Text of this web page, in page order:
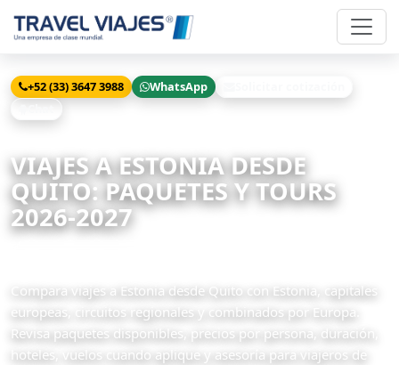
+52 (33) 3647 3988 WhatsApp
VIAJES A ESTONIA DESDE
QUITO: PAQUETES Y TOURS
2026-2027
Compara viajes a Estonia desde Quito con Estonia, capitales
europeas, circuitos regionales y combinados por Europa.
Revisa paquetes disponibles, precios por persona, duración,
hoteles, vuelos cuando aplique y asesoría para viajeros de